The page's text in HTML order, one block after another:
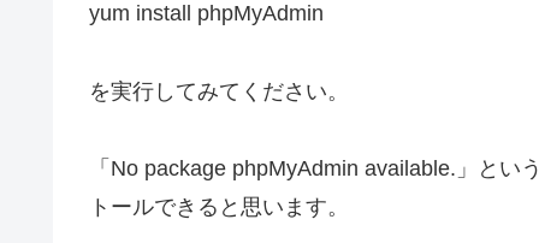
yum install phpMyAdmin
を実行してみてください。
「No package phpMyAdmin available.」と
トールできると思います。